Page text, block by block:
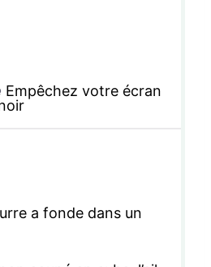
Empêchez votre écran
a fonde dans un